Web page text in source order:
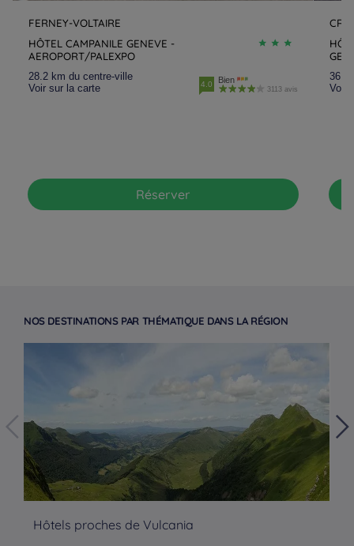
FERNEY-VOLTAIRE
HÔTEL CAMPANILE GENEVE -
AEROPORT/PALEXPO
28.2 km du centre-ville
Voir sur la carte
4.0 Bien
3113 avis
Réserver
36
Voir
NOS DESTINATIONS PAR THÉMATIQUE DANS LA RÉGION
Hôtels proches de Vulcania
Hôtels à Bordeaux